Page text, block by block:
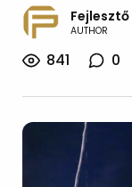
AUTHOR
841 0